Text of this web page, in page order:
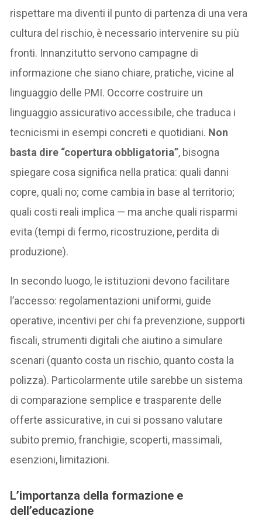
rispettare ma diventi il punto di partenza di una vera
cultura del rischio, è necessario intervenire su più
fronti. Innanzitutto servono campagne di
informazione che siano chiare, pratiche, vicine al
linguaggio delle PMI. Occorre costruire un
linguaggio assicurativo accessibile, che traduca i
tecnicismi in esempi concreti e quotidiani. Non
basta dire “copertura obbligatoria”, bisogna
spiegare cosa significa nella pratica: quali danni
copre, quali no; come cambia in base al territorio;
quali costi reali implica — ma anche quali risparmi
evita (tempi di fermo, ricostruzione, perdita di
produzione).
In secondo luogo, le istituzioni devono facilitare
l’accesso: regolamentazioni uniformi, guide
operative, incentivi per chi fa prevenzione, supporti
fiscali, strumenti digitali che aiutino a simulare
scenari (quanto costa un rischio, quanto costa la
polizza). Particolarmente utile sarebbe un sistema
di comparazione semplice e trasparente delle
offerte assicurative, in cui si possano valutare
subito premio, franchigie, scoperti, massimali,
esenzioni, limitazioni.
L’importanza della formazione e
dell’educazione